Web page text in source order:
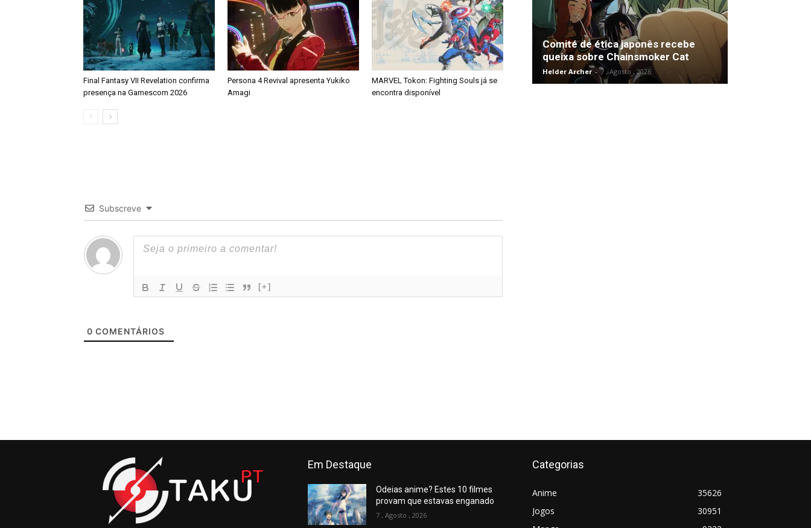
Final Fantasy VII Revelation confirma
presença na Gamescom 2026
Persona 4 Revival apresenta Yukiko
Amagi
MARVEL Tokon: Fighting Souls já se
encontra disponível
Subscreve
[+]
0 COMENTÁRIOS
Comité de ética japonês recebe
queixa sobre Chainsmoker Cat
Helder Archer - 7 , Agosto , 2026
Em Destaque
Odeias anime? Estes 10 filmes
provam que estavas enganado
7 , Agosto , 2026
Categorias
Anime
35626
Jogos
30951